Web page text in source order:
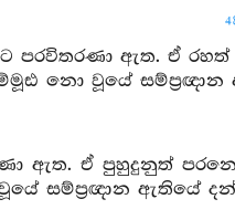
පරවිතරණා ඇත. ඒ රහත්
නො වූයේ සම්ප්‍රඥාන
ඇත. ඒ පුහුදුනුත්
සම්ප්‍රඥාන ඇතියේ